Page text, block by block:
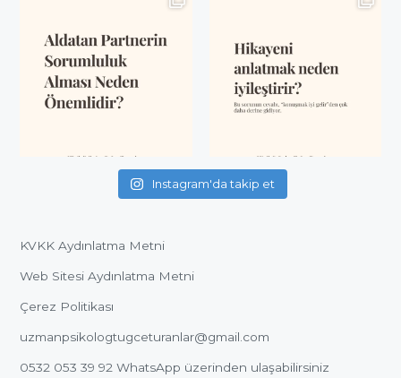
Instagram'da takip et
KVKK Aydınlatma Metni
Web Sitesi Aydınlatma Metni
Çerez Politikası
uzmanpsikologtugceturanlar@gmail.com
0532 053 39 92 WhatsApp üzerinden ulaşabilirsiniz